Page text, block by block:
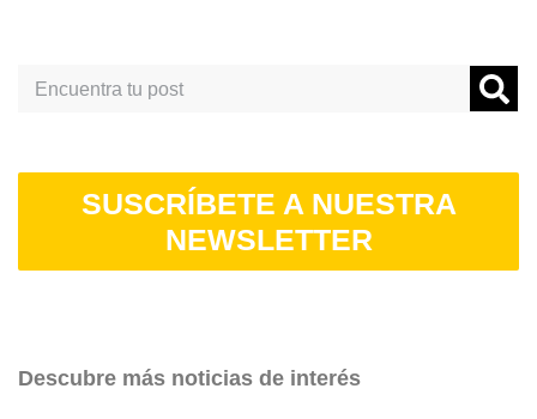
Search
SUSCRÍBETE A NUESTRA
NEWSLETTER
Descubre más noticias de interés